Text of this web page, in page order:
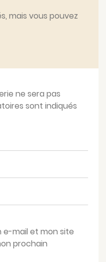
mais vous pouvez
ne sera pas
sont indiqués
e-mail et mon site
prochain